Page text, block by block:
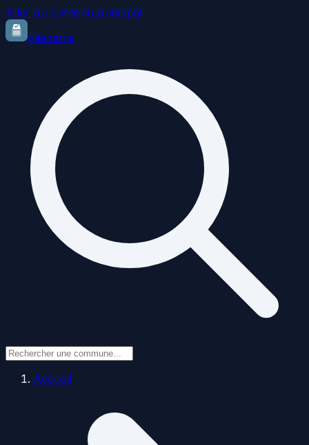
Aller au contenu principal
Elections
Accueil